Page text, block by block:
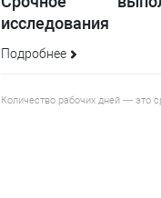
исследования
Подробнее
Количество рабочих дней — это